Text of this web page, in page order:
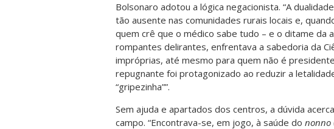
Bolsonaro adotou a lógica negacionista. “A
tão ausente nas comunidades rurais locais e,
quem crê que o médico sabe tudo – e o ditame da
rompantes delirantes, enfrentava a sabedoria da
impróprias, até mesmo para quem não é
repugnante foi protagonizado ao reduzir a
“gripezinha””.
Sem ajuda e apartados dos centros, a dúvida
campo. “Encontrava-se, em jogo, à saúde do nonno